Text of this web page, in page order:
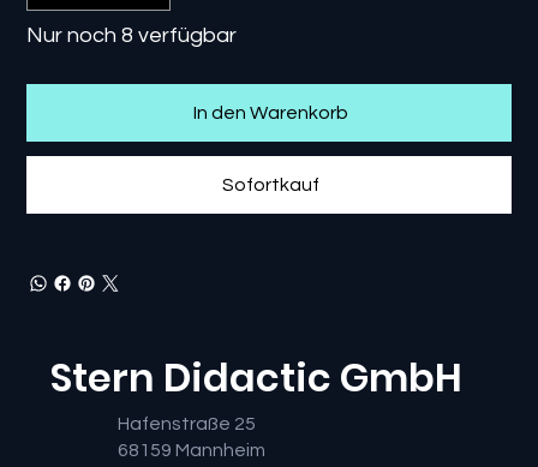
Nur noch 8 verfügbar
In den Warenkorb
Sofortkauf
Stern Didactic GmbH
Hafenstraße 25
68159 Mannheim